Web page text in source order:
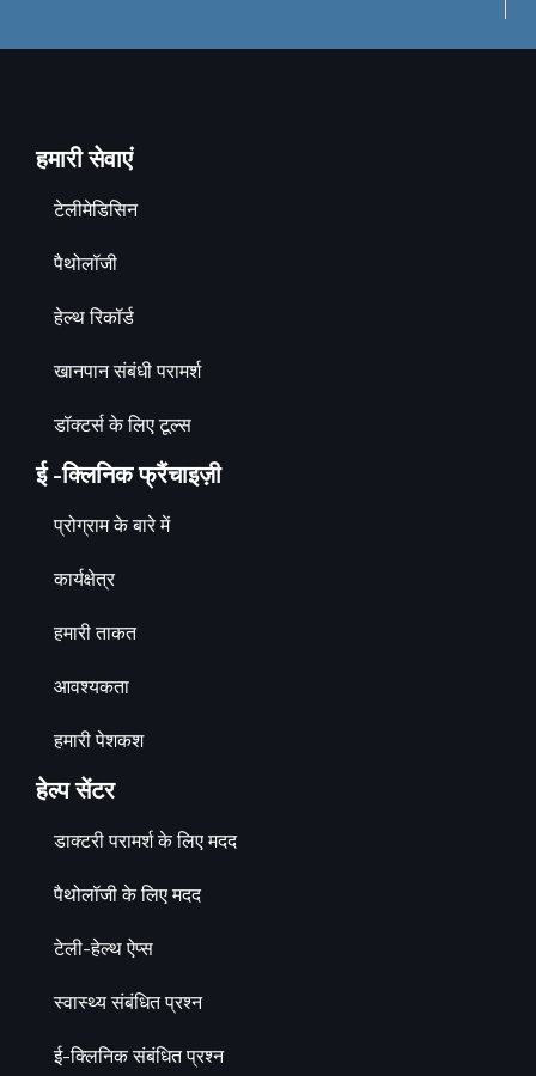
हमारी सेवाएं
टेलीमेडिसिन
पैथोलॉजी
हेल्थ रिकॉर्ड
खानपान संबंधी परामर्श
डॉक्टर्स के लिए टूल्स
ई -क्लिनिक फ्रैंचाइज़ी
प्रोग्राम के बारे में
कार्यक्षेत्र
हमारी ताकत
आवश्यकता
हमारी पेशकश
हेल्प सेंटर
डाक्टरी परामर्श के लिए मदद
पैथोलॉजी के लिए मदद
टेली-हेल्थ ऐप्स
स्वास्थ्य संबंधित प्रश्न
ई-क्लिनिक संबंधित प्रश्न